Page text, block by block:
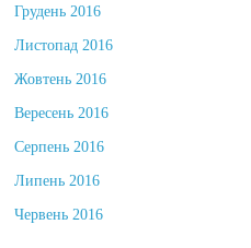
Грудень 2016
Листопад 2016
Жовтень 2016
Вересень 2016
Серпень 2016
Липень 2016
Червень 2016